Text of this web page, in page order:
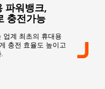
파워뱅크,
충전가능
업계 최초의 휴대용
충전 효율도 높이고